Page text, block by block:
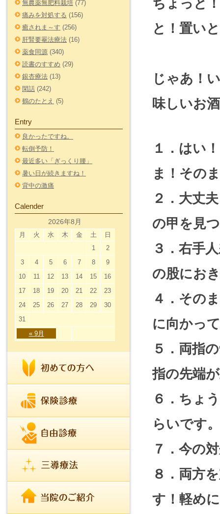
無農薬無肥料栽培 (77)
痛みを対処する (156)
癒されま～す (256)
肝腎要罨法療法 (16)
薬食同源 (340)
読書のすすめ (29)
銀杏療法 (13)
閑話 (242)
鶴のたとえ (5)
Entry
良かったですね。
転倒予防！
最近多い「ぎっくり腰」
暑い日が続きますね！
背中の激痛
Calender
2026年8月
月 火 水 木 金 土 日
« 9月
1
2
3
4 5 6 7 8
9
10
11 12 13 14 15
16
17
18 19 20 21 22
23
24
25 26 27 28 29
30
31
ちょっと
と！置い
じゃあ！
味しいお
１．はい
ま！その
２．大丈
の甲を見
３．右手
の股にお
４．その
に向かっ
５．両指
指の先端
６．ちょ
らいです
７．今の
８．両方
す！軽め